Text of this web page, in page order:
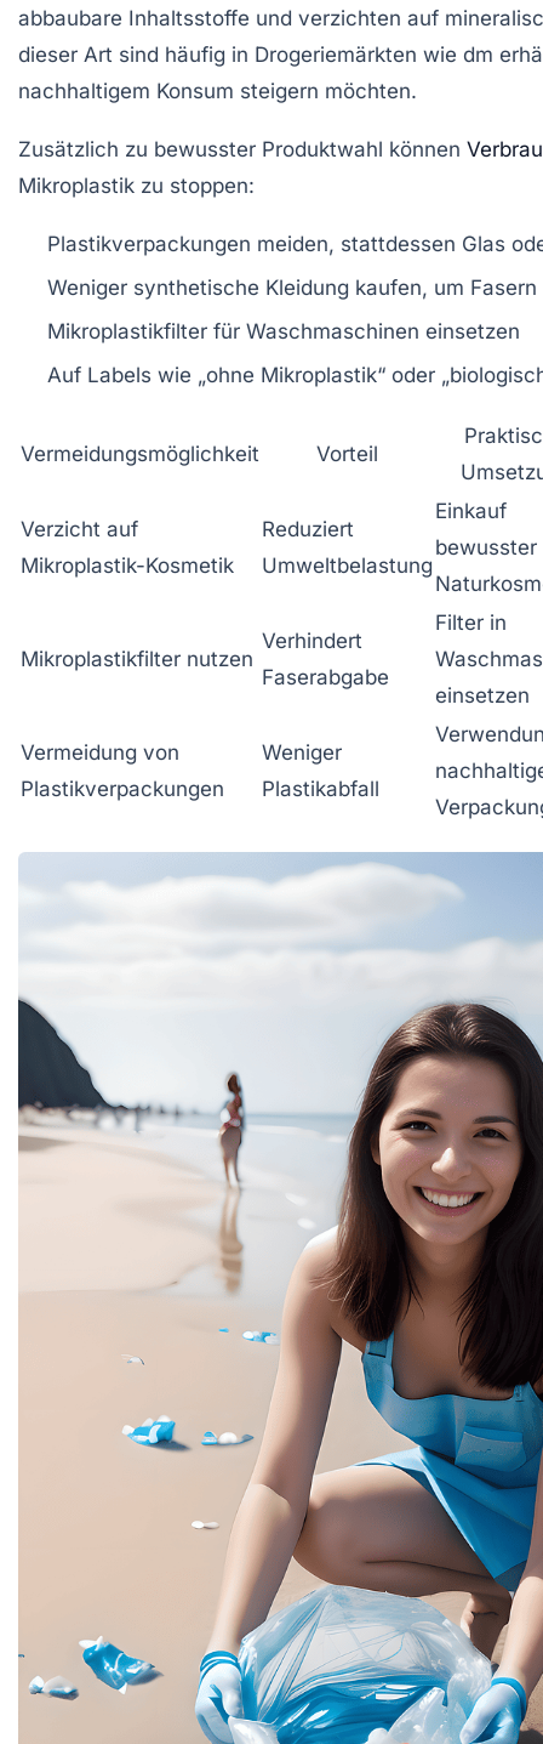
abbaubare Inhaltsstoffe und verzichten auf
dieser Art sind häufig in Drogeriemärkten wie dm
nachhaltigem Konsum steigern möchten.
Zusätzlich zu bewusster Produktwahl können
Mikroplastik zu stoppen:
Plastikverpackungen meiden, stattdessen Glas
Weniger synthetische Kleidung kaufen, um
Mikroplastikfilter für Waschmaschinen einsetzen
Auf Labels wie „ohne Mikroplastik“ oder „
Vermeidungsmöglichkeit Vorteil
Verzicht auf
Mikroplastik-Kosmetik
Reduziert
Umweltbelastung
Einkauf
bewusster
Mikroplastikfilter nutzen
Verhindert
Faserabgabe
Filter in
einsetzen
Vermeidung von
Plastikverpackungen
Weniger
Plastikabfall